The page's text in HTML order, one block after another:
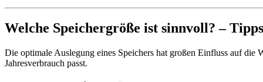
Welche Speichergröße ist sinnvoll? –
Die optimale Auslegung eines Speichers hat großen Einfluss auf die
Jahresverbrauch passt.